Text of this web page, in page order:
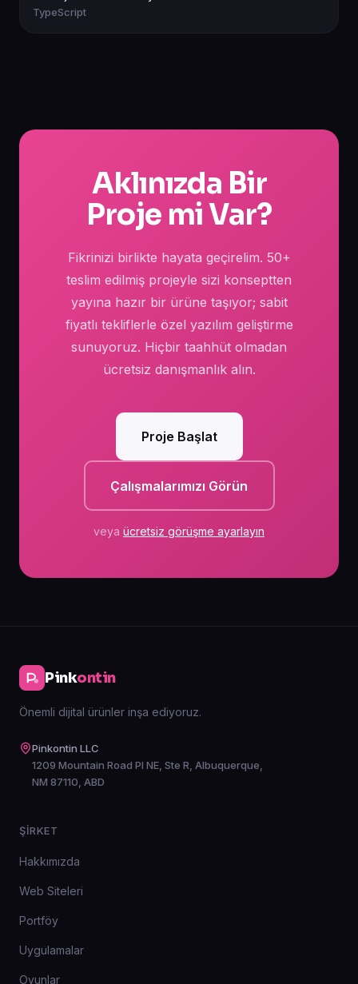
TypeScript
Aklınızda Bir
Proje mi Var?
Fikrinizi birlikte hayata geçirelim. 50+
teslim edilmiş projeyle sizi konseptten
yayına hazır bir ürüne taşıyor; sabit
fiyatlı tekliflerle özel yazılım geliştirme
sunuyoruz. Hiçbir taahhüt olmadan
ücretsiz danışmanlık alın.
Proje Başlat
Çalışmalarımızı Görün
veya ücretsiz görüşme ayarlayın
Pinkontin
Önemli dijital ürünler inşa ediyoruz.
Pinkontin LLC
1209 Mountain Road Pl NE, Ste R, Albuquerque,
NM 87110, ABD
ŞIRKET
Hakkımızda
Web Siteleri
Portföy
Uygulamalar
Oyunlar